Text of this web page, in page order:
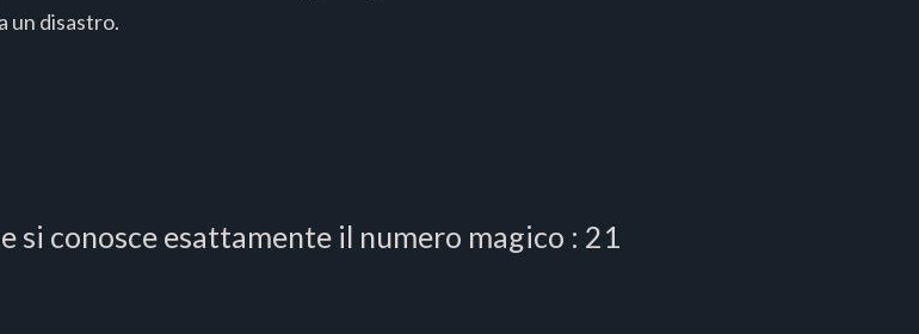
un disastro.
si conosce esattamente il numero magico : 21